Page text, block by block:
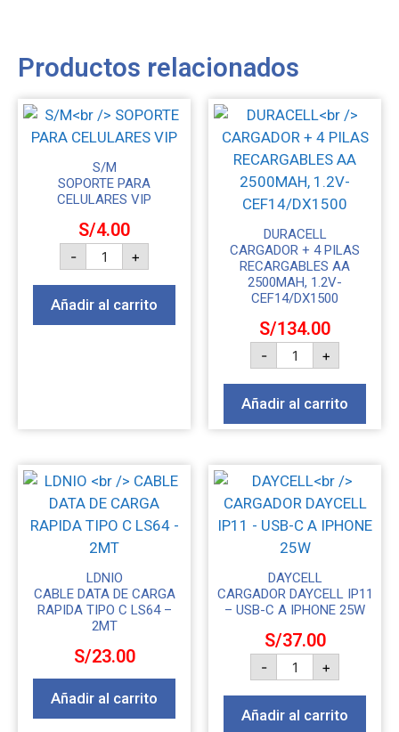
Productos relacionados
S/M
SOPORTE PARA
CELULARES VIP
S/4.00
- +
Añadir al carrito
DURACELL
CARGADOR + 4 PILAS
RECARGABLES AA
2500MAH, 1.2V-
CEF14/DX1500
S/134.00
- +
Añadir al carrito
LDNIO
CABLE DATA DE CARGA
RAPIDA TIPO C LS64 –
2MT
S/23.00
Añadir al carrito
DAYCELL
CARGADOR DAYCELL IP11
– USB-C A IPHONE 25W
S/37.00
- +
Añadir al carrito